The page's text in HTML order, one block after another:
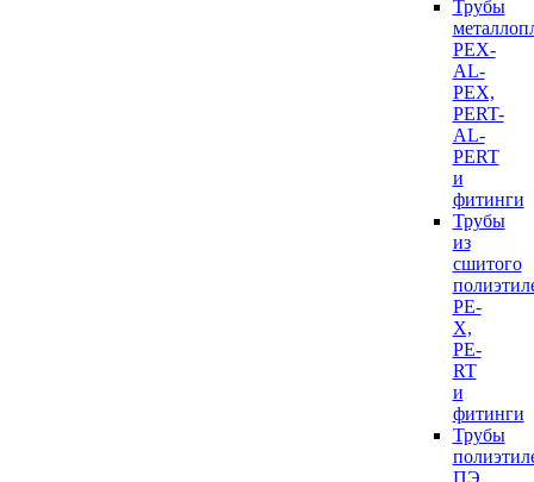
Трубы
PEX-
AL-
PEX,
PERT-
AL-
PERT
и
фитинги
Трубы
из
сшитого
PE-
X,
PE-
RT
и
фитинги
Трубы
ПЭ,